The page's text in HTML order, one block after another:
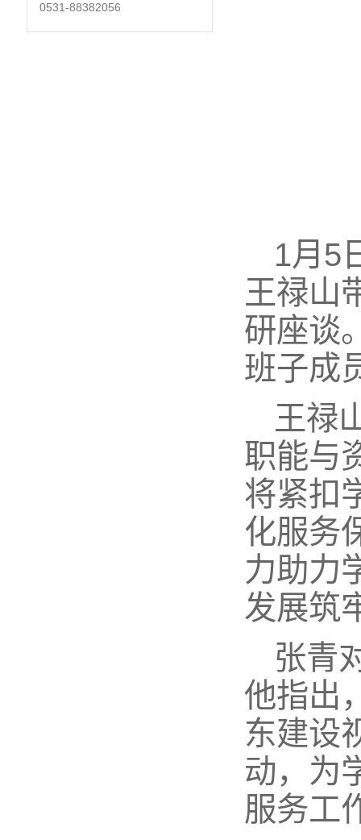
0531-88382056
1月5
王禄山
研座谈
班子成
王禄
职能与
将紧扣
化服务
力助力
发展筑
张青
他指出
东建设
动，为
服务工